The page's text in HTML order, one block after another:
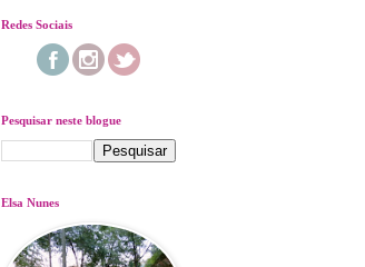
Redes Sociais
Pesquisar neste blogue
Elsa Nunes